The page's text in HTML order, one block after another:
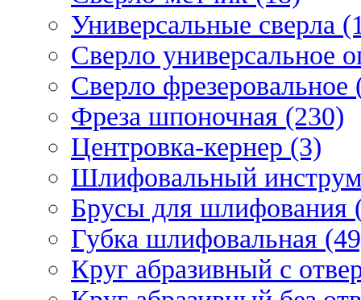
Универсальные сверла
Сверло универсальное
Сверло фрезеровальное
Фреза шпоночная (230)
Центровка-кернер (3)
Шлифовальный
Брусы для шлифования
Губка шлифовальная
Круг абразивный c